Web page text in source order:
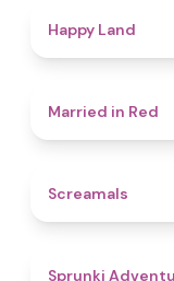
Happy Land
Married in Red
Screamals
Sprunki